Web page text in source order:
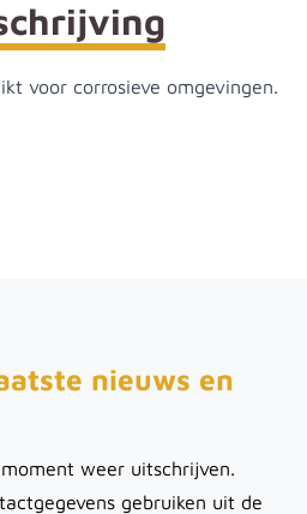
voor corrosieve omgevingen.
nieuws en
weer uitschrijven.
gebruiken uit de